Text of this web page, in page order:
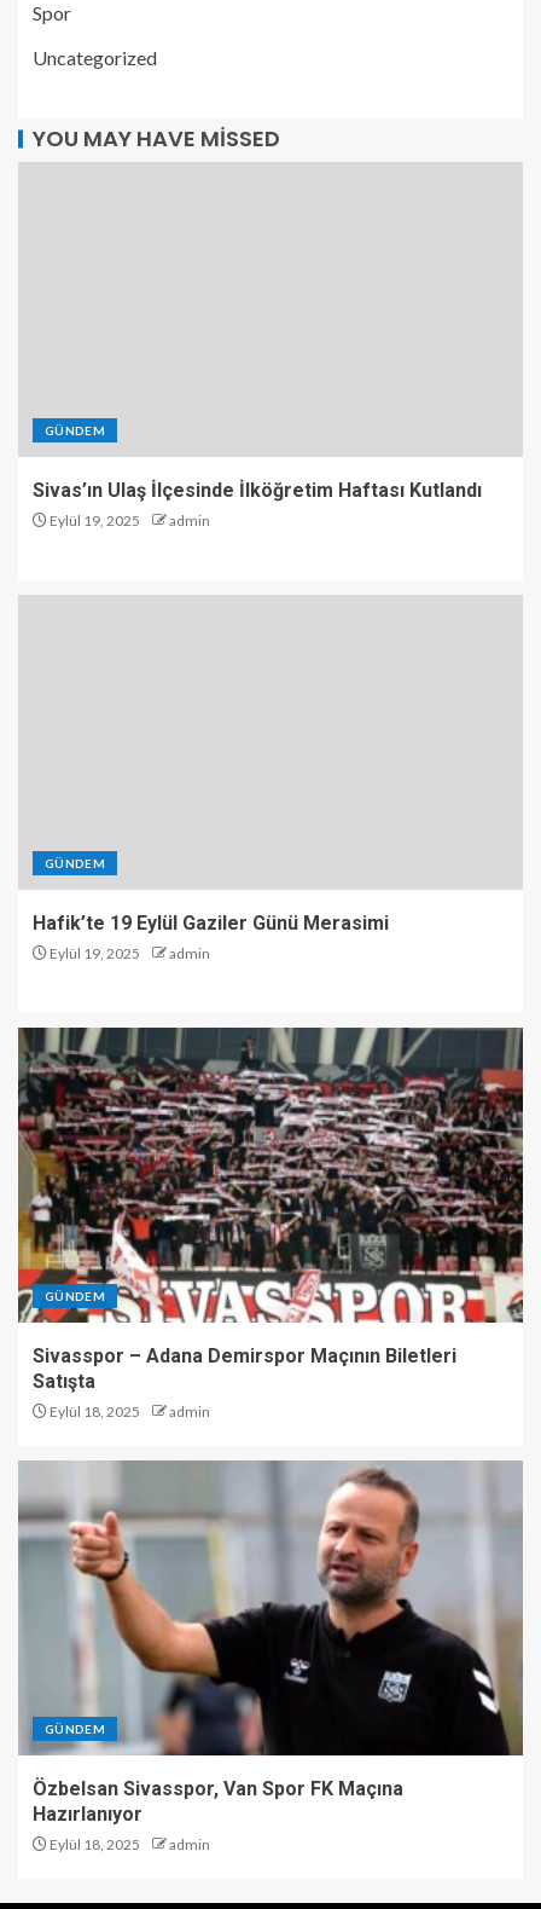
Spor
Uncategorized
YOU MAY HAVE MISSED
GÜNDEM
Sivas’ın Ulaş İlçesinde İlköğretim Haftası Kutlandı
Eylül 19, 2025 admin
GÜNDEM
Hafik’te 19 Eylül Gaziler Günü Merasimi
Eylül 19, 2025 admin
GÜNDEM
Sivasspor – Adana Demirspor Maçının Biletleri
Satışta
Eylül 18, 2025 admin
GÜNDEM
Özbelsan Sivasspor, Van Spor FK Maçına
Hazırlanıyor
Eylül 18, 2025 admin